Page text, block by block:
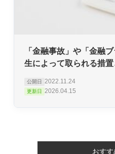
「金融事故」や「金融
生によって取られる措置
公開日 2022.11.24
更新日 2026.04.15
おす